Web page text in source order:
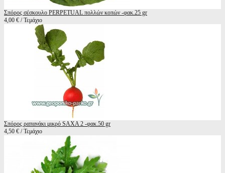
Σπόρος σέσκουλο PERPETUAL πολλών κοπών -φακ.25 gr
4,00 € / Τεμάχιο
Σπόρος ραπανάκι μικρό SAXA 2 -φακ.50 gr
4,50 € / Τεμάχιο